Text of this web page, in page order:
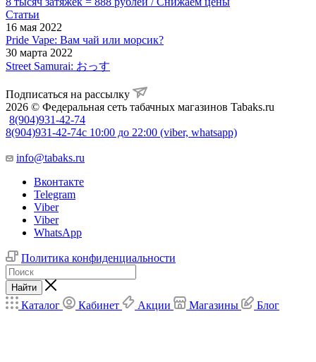
Статьи
16 мая 2022
Pride Vape: Вам чай или морсик?
30 марта 2022
Street Samurai: おっす
Подписаться на рассылку
2026 © Федеральная сеть табачных магазинов Tabaks.ru
8(904)931-42-74
8(904)931-42-74с 10:00 до 22:00 (viber, whatsapp)
info@tabaks.ru
Вконтакте
Telegram
Viber
Viber
WhatsApp
Политика конфиденциальности
Найти
Каталог Кабинет Акции Магазины Блог